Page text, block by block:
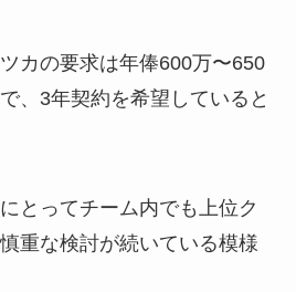
カの要求は年俸600万〜650
、3年契約を希望していると
とってチーム内でも上位ク
重な検討が続いている模様